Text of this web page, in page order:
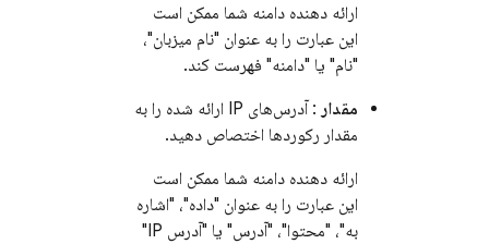
ارائه دهنده دامنه شما ممکن است
این عبارت را به عنوان "نام میزبان"،
"نام" یا "دامنه" فهرست کند.
مقدار
: آدرس‌های IP ارائه شده را به
مقدار رکوردها اختصاص دهید.
ارائه دهنده دامنه شما ممکن است
این عبارت را به عنوان "داده"، "اشاره
به"، "محتوا"، "آدرس" یا "آدرس IP"